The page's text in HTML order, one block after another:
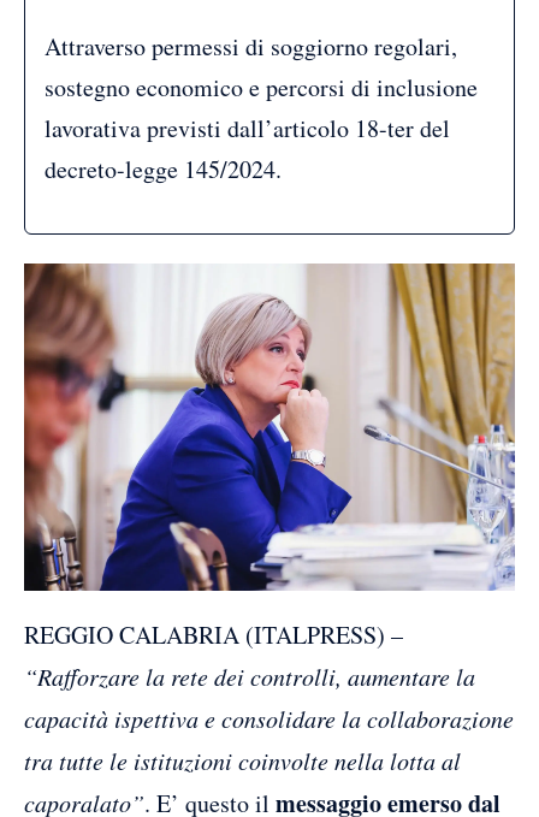
Attraverso permessi di soggiorno regolari,
sostegno economico e percorsi di inclusione
lavorativa previsti dall’articolo 18-ter del
decreto-legge 145/2024.
REGGIO CALABRIA (ITALPRESS) –
“Rafforzare la rete dei controlli, aumentare la
capacità ispettiva e consolidare la collaborazione
tra tutte le istituzioni coinvolte nella lotta al
caporalato”. E’ questo il messaggio emerso dal